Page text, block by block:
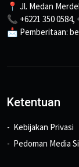
📍 Jl. Medan
📞 +6221 350 0584,
📩 Pemberitaan:
Ketentuan
Kebijakan Privasi
Pedoman Media